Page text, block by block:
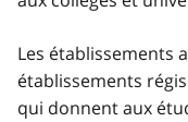
Les établissements
établissements
qui donnent aux